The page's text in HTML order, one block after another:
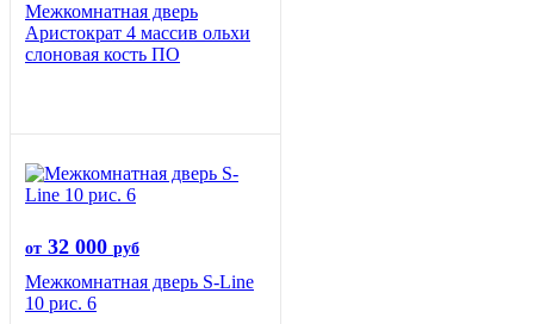
Межкомнатная дверь
Аристократ 4 массив ольхи
слоновая кость ПО
от 32 000 руб
Межкомнатная дверь S-Line
10 рис. 6